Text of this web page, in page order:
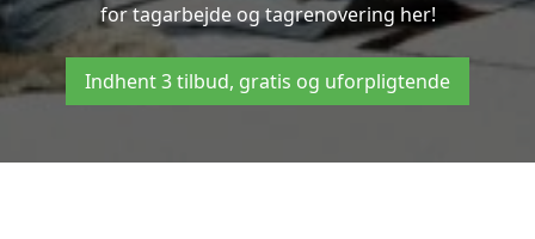
for tagarbejde og tagrenovering her!
Indhent 3 tilbud, gratis og uforpligtende